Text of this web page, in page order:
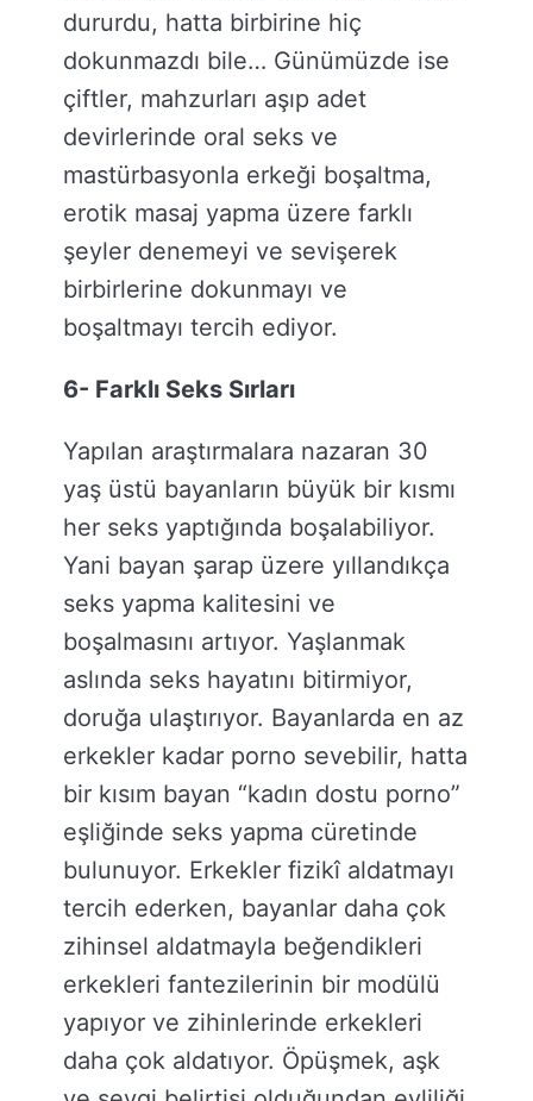
dururdu, hatta birbirine hiç
dokunmazdı bile… Günümüzde ise
çiftler, mahzurları aşıp adet
devirlerinde oral seks ve
mastürbasyonla erkeği boşaltma,
erotik masaj yapma üzere farklı
şeyler denemeyi ve sevişerek
birbirlerine dokunmayı ve
boşaltmayı tercih ediyor.
6- Farklı Seks Sırları
Yapılan araştırmalara nazaran 30
yaş üstü bayanların büyük bir kısmı
her seks yaptığında boşalabiliyor.
Yani bayan şarap üzere yıllandıkça
seks yapma kalitesini ve
boşalmasını artıyor. Yaşlanmak
aslında seks hayatını bitirmiyor,
doruğa ulaştırıyor. Bayanlarda en az
erkekler kadar porno sevebilir, hatta
bir kısım bayan “kadın dostu porno”
eşliğinde seks yapma cüretinde
bulunuyor. Erkekler fizikî aldatmayı
tercih ederken, bayanlar daha çok
zihinsel aldatmayla beğendikleri
erkekleri fantezilerinin bir modülü
yapıyor ve zihinlerinde erkekleri
daha çok aldatıyor. Öpüşmek, aşk